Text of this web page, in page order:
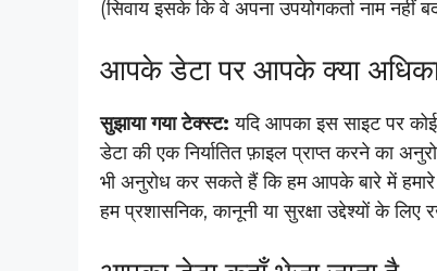
(सिवाय इसके कि वे अपना उपयोगकर्ता नाम
आपके डेटा पर आपके क्या
सुझाया गया टेक्स्ट:यदि आपका इस साइट पर
डेटा की एक निर्यातित फ़ाइल प्राप्त करने का
भी अनुरोध कर सकते हैं कि हम आपके बारे में हमारे
हम प्रशासनिक, कानूनी या सुरक्षा उद्देश्यों के